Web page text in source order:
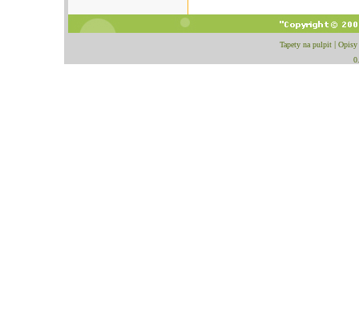
Tapety na pulpit
Opisy